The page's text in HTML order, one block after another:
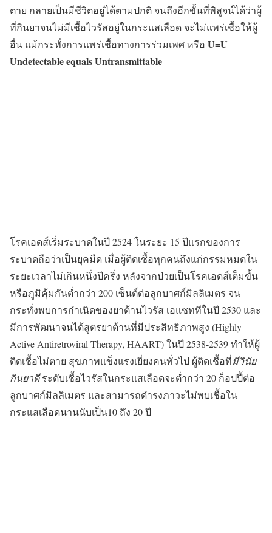
ตาย กลายเป็นมีชีวิตอยู่ได้ตามปกติ จนถึงอีกขั้นที่พิสูจน์ได้ว่าผู้
ที่กินยาจนไม่มีเชื้อไวรัสอยู่ในกระแสเลือด จะไม่แพร่เชื้อให้ผู้
อื่น แม้กระทั่งการแพร่เชื้อทางการร่วมเพศ หรือ U=U
Undetectable equals Untransmittable
โรคเอดส์เริ่มระบาดในปี 2524 ในระยะ 15 ปีแรกของการ
ระบาดถือว่าเป็นยุคมืด เมื่อผู้ติดเชื้อทุกคนถึงแก่กรรมหมดใน
ระยะเวลาไม่เกินหนึ่งปีครึ่ง หลังจากป่วยเป็นโรคเอดส์เต็มขั้น
หรือภูมิคุ้มกันต่ำกว่า 200 เซ็นต์ต่อลูกบาศก์มิลลิเมตร จน
กระทั่งพบการกำเนิดของยาต้านไวรัส เอแซททีในปี 2530 และ
มีการพัฒนาจนได้สูตรยาต้านที่มีประสิทธิภาพสูง (Highly
Active Antiretroviral Therapy, HAART) ในปี 2538-2539 ทำให้ผู้
ติดเชื้อไม่ตาย สุขภาพแข็งแรงเยี่ยงคนทั่วไป ผู้ติดเชื้อที่มีวินัย
กินยาดีระดับเชื้อไวรัสในกระแสเลือดจะต่ำกว่า 20 ก็อปปี้ต่อ
ลูกบาศก์มิลลิเมตร และสามารถดำรงภาวะไม่พบเชื้อใน
กระแสเลือดนานนับเป็น10 ถึง 20 ปี